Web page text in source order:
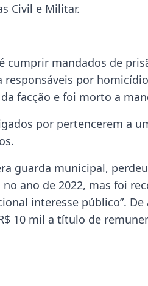
Civil e Militar.
cumprir mandados de
responsáveis por
facção e foi morto a
por pertencerem a
guarda municipal,
ano de 2022, mas foi
interesse público”.
10 mil a título de